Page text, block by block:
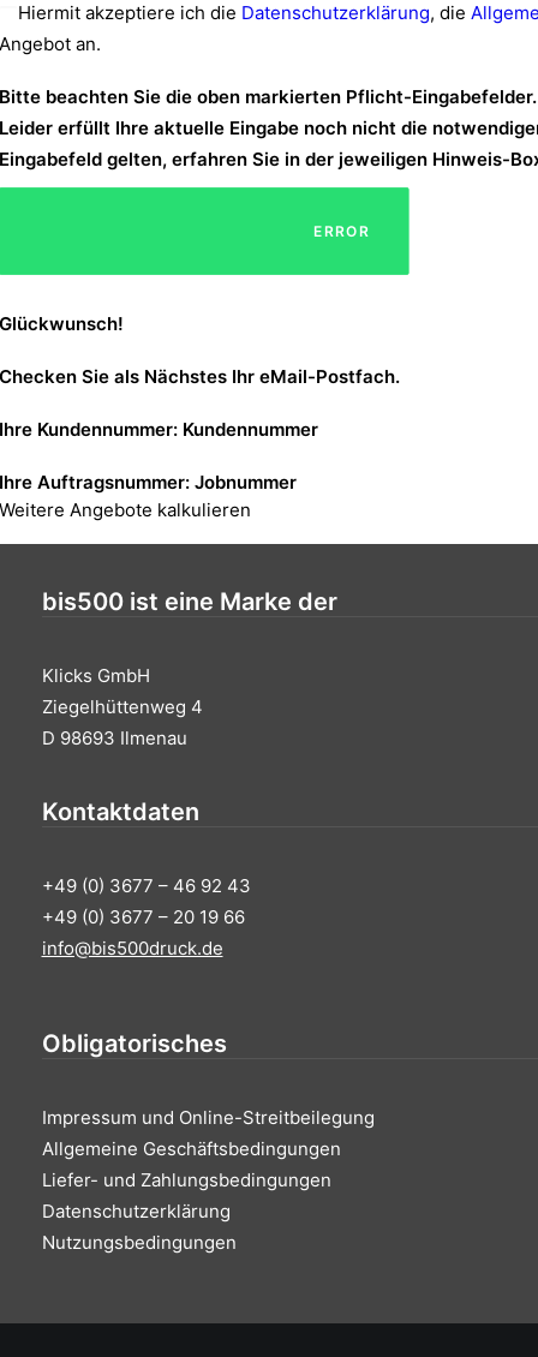
Hiermit akzeptiere ich die Datenschutzerklärung, die
an.
beachten Sie die oben markierten Pflicht-Eingabefelder.
erfüllt Ihre aktuelle Eingabe noch nicht die
gelten, erfahren Sie in der jeweiligen Hinweis-
									ERROR
Sie als Nächstes Ihr eMail-Postfach.
Kundennummer: Kundennummer
Auftragsnummer: Jobnummer
Angebote kalkulieren
bis500 ist eine Marke der
Klicks GmbH
Ziegelhüttenweg 4
D 98693 Ilmenau
Kontaktdaten
+49 (0) 3677 – 46 92 43
+49 (0) 3677 – 20 19 66
info@bis500druck.de
Obligatorisches
Impressum und Online-Streitbeilegung
Allgemeine Geschäftsbedingungen
Liefer- und Zahlungsbedingungen
Datenschutzerklärung
Nutzungsbedingungen